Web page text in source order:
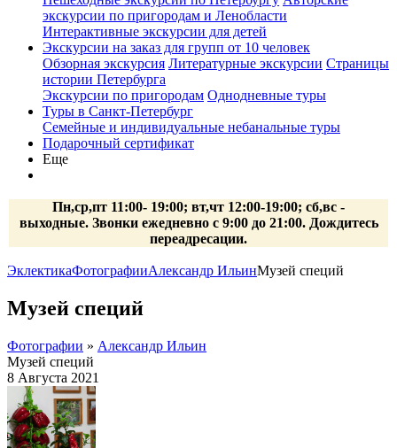
экскурсии по пригородам и Ленобласти
Интерактивные экскурсии для детей
Экскурсии на заказ для групп от 10 человек
Обзорная экскурсия Литературные экскурсии Страницы
истории Петербурга
Экскурсии по пригородам Однодневные туры
Туры в Санкт-Петербург
Семейные и индивидуальные небанальные туры
Подарочный сертификат
Еще
Пн,ср,пт 11:00- 19:00; вт,чт 12:00-19:00; сб,вс -
выходные. Звонки ежедневно с 9:00 до 21:00. Дождитесь
переадресации.
ЭклектикаФотографииАлександр ИльинМузей специй
Музей специй
Фотографии » Александр Ильин
Музей специй
8 Августа 2021